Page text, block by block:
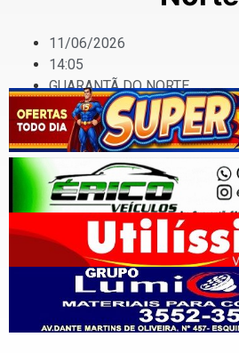
11/06/2026
14:05
GUARANTÃ DO NORTE